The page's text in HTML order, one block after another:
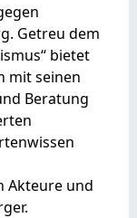
Getreu dem
bietet
mit seinen
Beratung
Akteure und